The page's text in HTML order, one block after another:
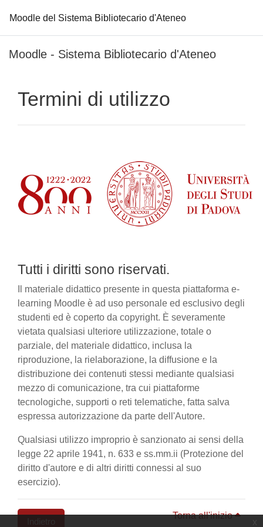
Moodle del Sistema Bibliotecario d'Ateneo
Moodle - Sistema Bibliotecario d'Ateneo
Termini di utilizzo
Tutti i diritti sono riservati.
Il materiale didattico presente in questa piattaforma e-
learning Moodle è ad uso personale ed esclusivo degli
studenti ed è coperto da copyright. È severamente
vietata qualsiasi ulteriore utilizzazione, totale o
parziale, del materiale didattico, inclusa la
riproduzione, la rielaborazione, la diffusione e la
distribuzione dei contenuti stessi mediante qualsiasi
mezzo di comunicazione, tra cui piattaforme
tecnologiche, supporti o reti telematiche, fatta salva
espressa autorizzazione da parte dell'Autore.
Qualsiasi utilizzo improprio è sanzionato ai sensi della
legge 22 aprile 1941, n. 633 e ss.mm.ii (Protezione del
diritto d'autore e di altri diritti connessi al suo
esercizio).
Torna all'inizio